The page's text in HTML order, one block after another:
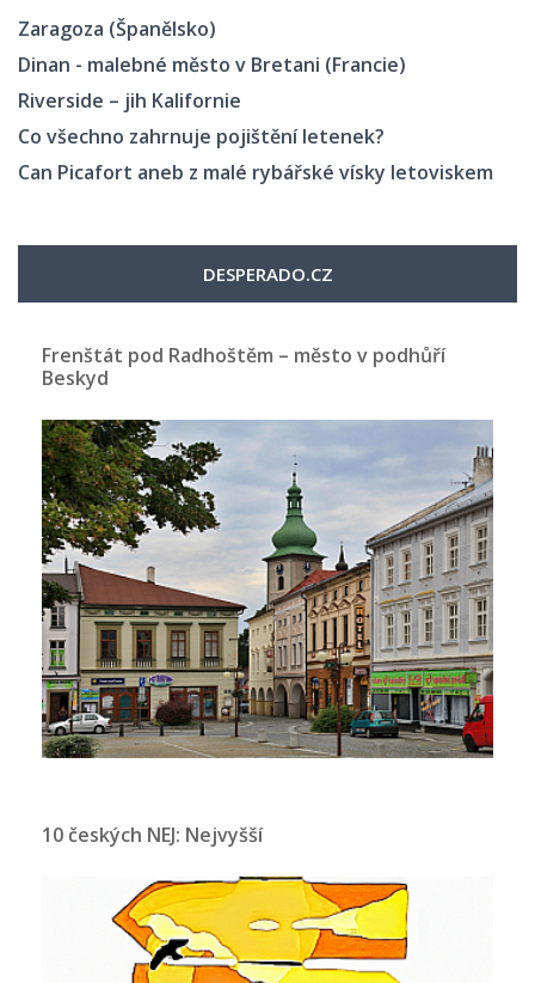
Zaragoza (Španělsko)
Dinan - malebné město v Bretani (Francie)
Riverside – jih Kalifornie
Co všechno zahrnuje pojištění letenek?
Can Picafort aneb z malé rybářské vísky letoviskem
DESPERADO.CZ
Frenštát pod Radhoštěm – město v podhůří
Beskyd
10 českých NEJ: Nejvyšší